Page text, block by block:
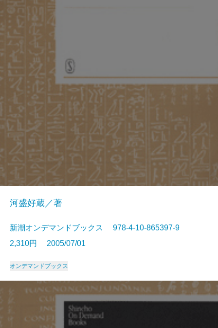
河盛好蔵／著
新潮オンデマンドブックス 978-4-10-865397-9
2,310円 2005/07/01
オンデマンドブックス